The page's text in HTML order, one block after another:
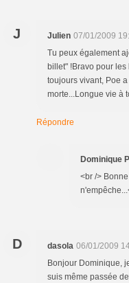
J Julien 07/01/2009
Tu peux également
billet" !Bravo pour
toujours vivant, Poe
morte...Longue vie à
Répondre
Dominique
<br />
D dasola 06/01/2009
Bonjour Dominique,
suis même passée